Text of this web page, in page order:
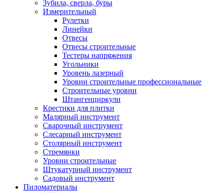
Зубила, сверла, буры
Измерительный
Рулетки
Линейки
Отвесы
Отвесы строительные
Тестеры напряжения
Угольники
Уровень лазерный
Уровни строительные профессиональные
Строительные уровни
Штангенциркули
Крестики для плитки
Малярный инструмент
Сварочный инструмент
Слесарный инструмент
Столярный инструмент
Стремянки
Уровни строительные
Штукатурный инструмент
Садовый инструмент
Пиломатериалы